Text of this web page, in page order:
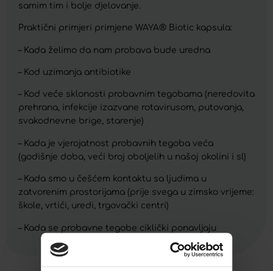
samim tim i bolje djelovanje.
Praktični primjeri primjene WAYA® Biotic kapsula:
– Kada želimo da nam probava bude uredna
– Kod uzimanja antibiotike
– Kod veće sklonosti probavnim tegobama (neredovita
prehrana, infekcije izazvane rotavirusom, putovanja,
svakodnevne brige, starenje)
– Kada je vjerojatnost probavnih tegoba veća
(godišnje doba, veći broj oboljelih u našoj okolini i sl)
– Kada smo u češćem kontaktu sa ljudima u
zatvorenim prostorijama (prije svega u zimsko vrijeme:
škole, vrtići, uredi, trgovački centri)
– Kada se probavne tegobe ciklički ponavljaju